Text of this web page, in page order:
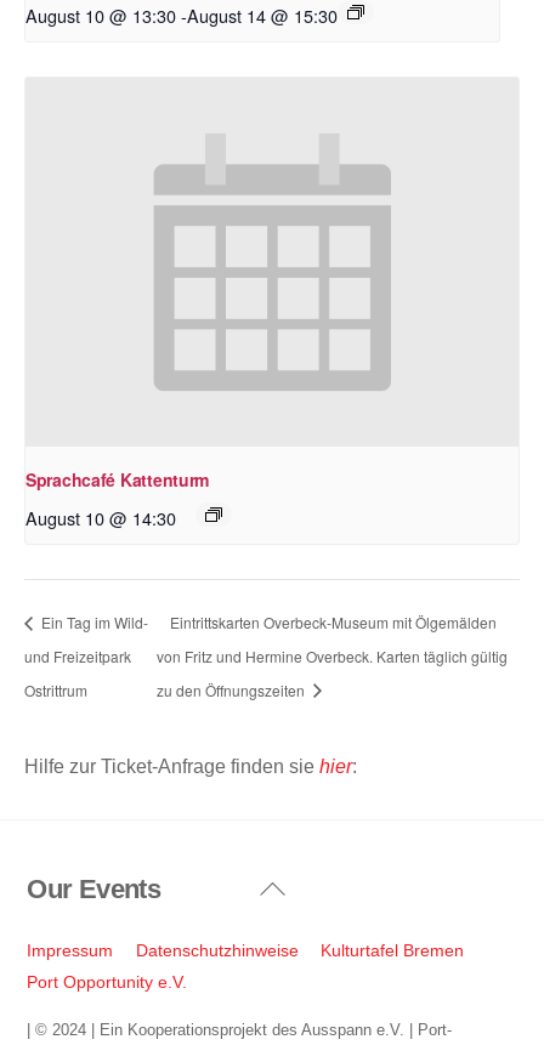
August 10 @ 13:30-August 14 @ 15:30
Sprachcafé Kattenturm
August 10 @ 14:30
Ein Tag im Wild-
und Freizeitpark
Ostrittrum
Eintrittskarten Overbeck-Museum mit Ölgemälden
von Fritz und Hermine Overbeck. Karten täglich gültig
zu den Öffnungszeiten
Hilfe zur Ticket-Anfrage finden sie hier:
Back
Top
Our Events
Impressum Datenschutzhinweise
Kulturtafel Bremen
Port Opportunity e.V.
| © 2024 | Ein Kooperationsprojekt des Ausspann e.V. | Port-